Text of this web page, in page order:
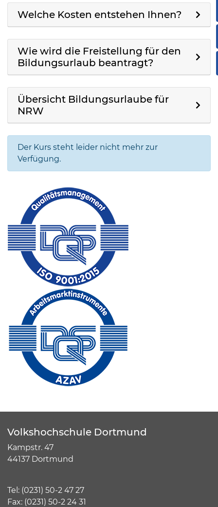
Welche Kosten entstehen Ihnen?
Wie wird die Freistellung für den
Bildungsurlaub beantragt?
Übersicht Bildungsurlaube für
NRW
Der Kurs steht leider nicht mehr zur
Verfügung.
Volkshochschule Dortmund
Kampstr. 47
44137 Dortmund
Tel: (0231) 50-2 47 27
Fax: (0231) 50-2 24 31